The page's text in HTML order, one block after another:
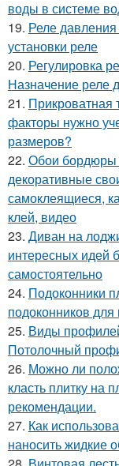
воды в системе
19. Реле
установки реле
20. Регулировка
Назначение реле
21. Прикроватная
факторы нужно
размеров?
22. Обои бордюры
декоративные
самоклеящиеся,
клей, видео
23. Диван на
интересных идей
самостоятельно
24. Подоконники
подоконников
25. Виды
Потолочный
26. Можно ли
класть плитку на
рекомендации.
27. Как
наносить жидкие